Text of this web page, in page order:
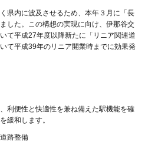
県内に波及させるため、本年３月に「長
した。この構想の実現に向け、伊那谷交
て平成27年度以降新たに「リニア関連道
て平成39年のリニア開業時までに効果発
利便性と快適性を兼ね備えた駅機能を確
緩和します。
路整備